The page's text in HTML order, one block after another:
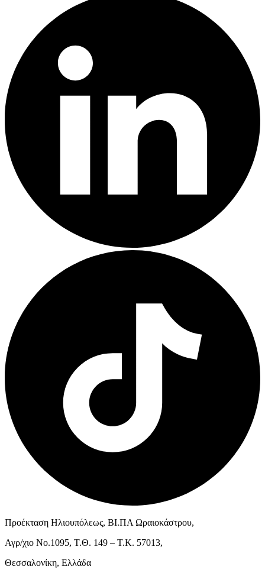
Προέκταση Ηλιουπόλεως, ΒΙ.ΠΑ Ωραιοκάστρου,
Αγρ/χιο Νο.1095, Τ.Θ. 149 – Τ.Κ. 57013,
Θεσσαλονίκη, Ελλάδα